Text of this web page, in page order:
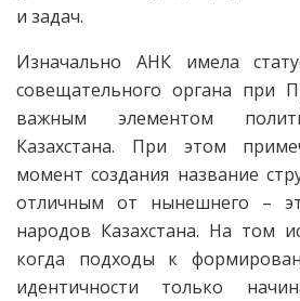
и задач.
Изначально АНК имела
совещательного органа при
важным элементом
Казахстана. При этом
момент создания название
отличным от нынешнего –
народов Казахстана. На том
когда подходы к
идентичности только